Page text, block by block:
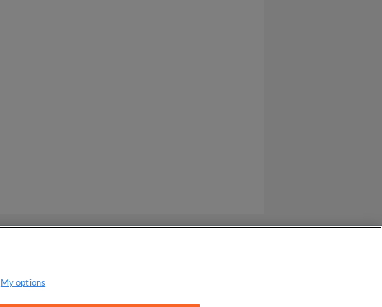
My options